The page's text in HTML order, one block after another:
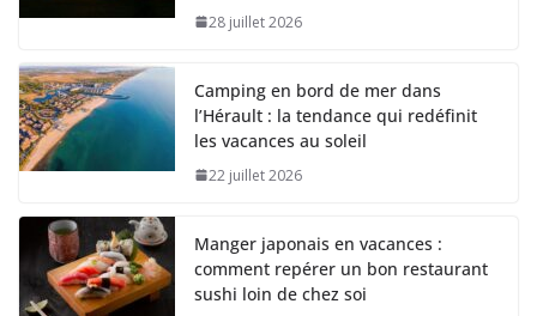
28 juillet 2026
Camping en bord de mer dans
l’Hérault : la tendance qui redéfinit
les vacances au soleil
22 juillet 2026
Manger japonais en vacances :
comment repérer un bon restaurant
sushi loin de chez soi